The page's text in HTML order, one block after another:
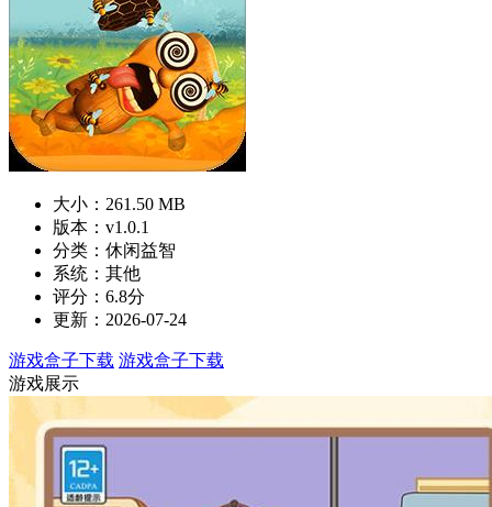
大小：261.50 MB
版本：v1.0.1
分类：休闲益智
系统：其他
评分：6.8分
更新：2026-07-24
游戏盒子下载 游戏盒子下载
游戏展示